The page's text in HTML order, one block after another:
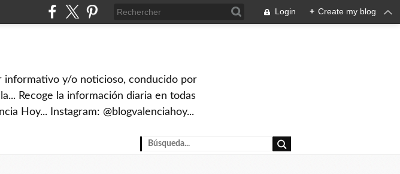
Login + Create my blog
informativo y/o noticioso, conducido por
Recoge la información diaria en todas
Hoy... Instagram: @blogvalenciahoy...